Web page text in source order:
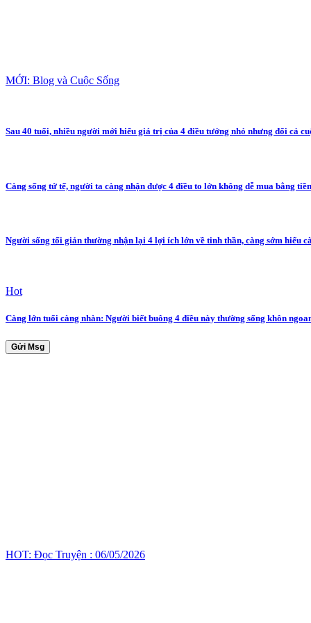
MỚI: Blog và Cuộc Sống
Sau 40 tuổi, nhiều người mới hiểu giá trị của 4 điều tưởng nhỏ nhưng đổi cả
Càng sống tử tế, người ta càng nhận được 4 điều to lớn không dễ mua bằng tiền
Người sống tối giản thường nhận lại 4 lợi ích lớn về tinh thần, càng sớm hiểu
Hot
Càng lớn tuổi càng nhàn: Người biết buông 4 điều này thường sống khôn
Gửi Msg
HOT: Đọc Truyện : 06/05/2026